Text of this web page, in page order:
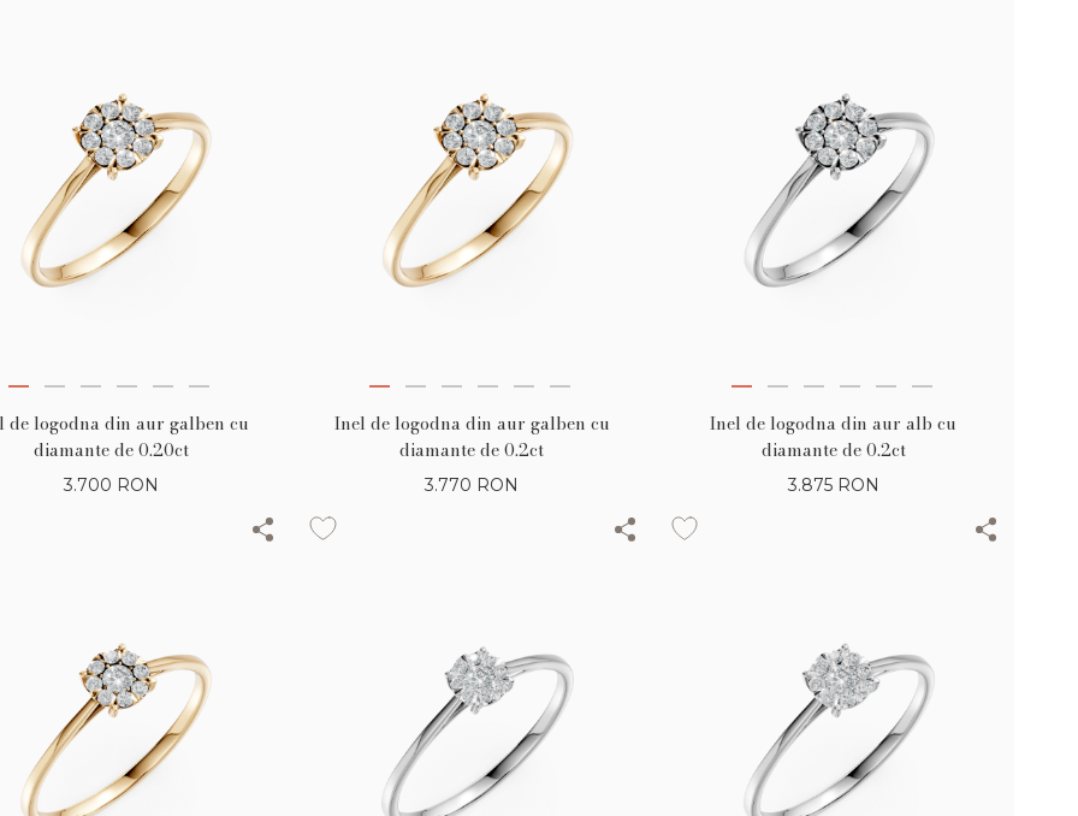
de logodna din aur galben cu
diamante de 0.20ct
3.700 RON
Inel de logodna din aur galben cu
diamante de 0.2ct
3.770 RON
Inel de logodna din aur alb cu
diamante de 0.2ct
3.875 RON